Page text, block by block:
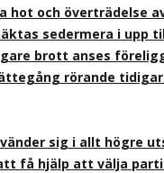
hot och överträdelse
sedermera i upp
brott anses
rörande
vänder sig i allt högre
få hjälp att välja